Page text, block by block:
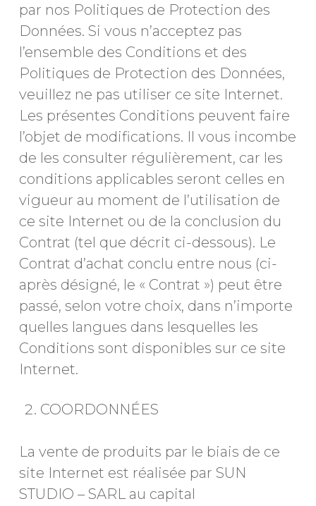
par nos Politiques de Protection des
Données. Si vous n’acceptez pas
l’ensemble des Conditions et des
Politiques de Protection des Données,
veuillez ne pas utiliser ce site Internet.
Les présentes Conditions peuvent faire
l’objet de modifications. Il vous incombe
de les consulter régulièrement, car les
conditions applicables seront celles en
vigueur au moment de l’utilisation de
ce site Internet ou de la conclusion du
Contrat (tel que décrit ci-dessous). Le
Contrat d’achat conclu entre nous (ci-
après désigné, le « Contrat ») peut être
passé, selon votre choix, dans n’importe
quelles langues dans lesquelles les
Conditions sont disponibles sur ce site
Internet.
COORDONNÉES
La vente de produits par le biais de ce
site Internet est réalisée par SUN
STUDIO – SARL au capital